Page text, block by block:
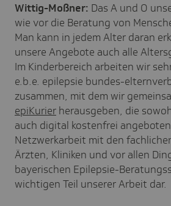
Wittig-Moßner: Das A und O
wie vor die Beratung von
Man kann in jedem Alter daran
unsere Angebote auch alle
Im Kinderbereich arbeiten wir
e.b.e. epilepsie bundes-
zusammen, mit dem wir
epiKurier herausgeben, die
auch digital kostenfrei
Netzwerkarbeit mit den
Ärzten, Kliniken und vor allen
bayerischen Epilepsie-
wichtigen Teil unserer Arbeit dar.